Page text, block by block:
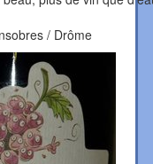
/ Drôme